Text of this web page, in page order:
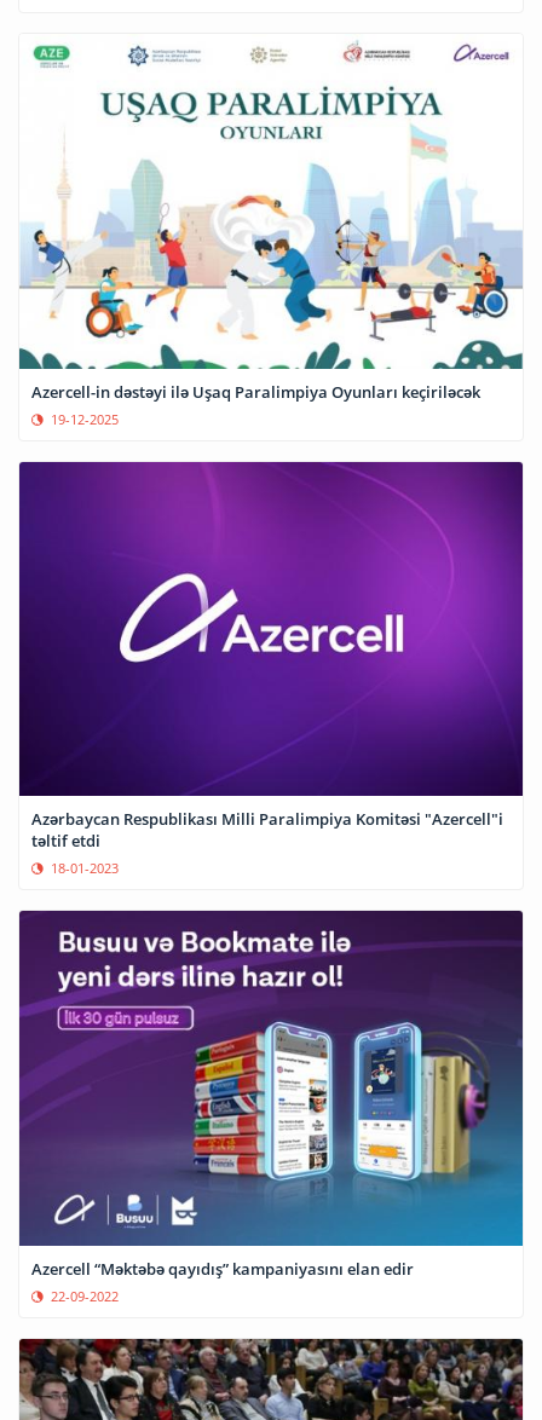
Azercell-in dəstəyi ilə Uşaq Paralimpiya Oyunları keçiriləcək
19-12-2025
Azərbaycan Respublikası Milli Paralimpiya Komitəsi "Azercell"i
təltif etdi
18-01-2023
Azercell “Məktəbə qayıdış” kampaniyasını elan edir
22-09-2022